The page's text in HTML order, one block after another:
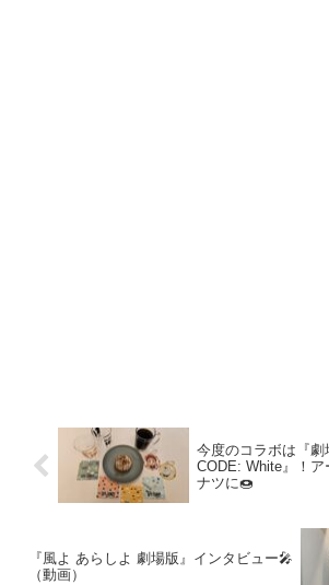
今度のコラボは『
CODE: White』！
ナツに🍩
『風よ あらしよ 劇場版』インタビュー🎤
（動画）